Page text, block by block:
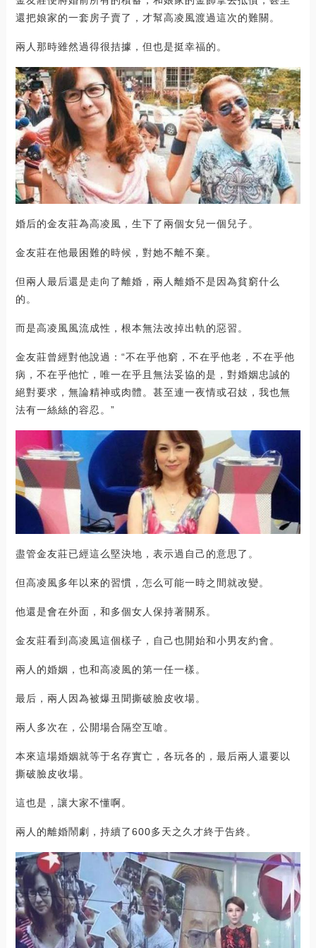
還把娘家的一套房子賣了，才幫高凌風渡過這次的難關。
兩人那時雖然過得很拮據，但也是挺幸福的。
婚后的金友莊為高凌風，生下了兩個女兒一個兒子。
金友莊在他最困難的時候，對她不離不棄。
但兩人最后還是走向了離婚，兩人離婚不是因為貧窮什么
的。
而是高凌風風流成性，根本無法改掉出軌的惡習。
金友莊曾經對他說過：“不在乎他窮，不在乎他老，不在乎他
病，不在乎他忙，唯一在乎且無法妥協的是，對婚姻忠誠的
絕對要求，無論精神或肉體。甚至連一夜情或召妓，我也無
法有一絲絲的容忍。”
盡管金友莊已經這么堅決地，表示過自己的意思了。
但高凌風多年以來的習慣，怎么可能一時之間就改變。
他還是會在外面，和多個女人保持著關系。
金友莊看到高凌風這個樣子，自己也開始和小男友約會。
兩人的婚姻，也和高凌風的第一任一樣。
最后，兩人因為被爆丑聞撕破臉皮收場。
兩人多次在，公開場合隔空互嗆。
本來這場婚姻就等于名存實亡，各玩各的，最后兩人還要以
撕破臉皮收場。
這也是，讓大家不懂啊。
兩人的離婚鬧劇，持續了600多天之久才終于告終。